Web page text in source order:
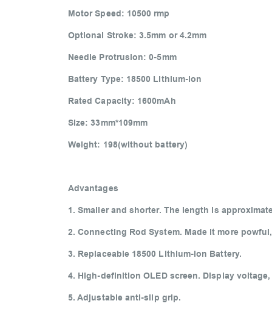
Motor Speed: 10500 rmp
Optional Stroke: 3.5mm or 4.2mm
Needle Protrusion: 0-5mm
Battery Type: 18500 Lithium-ion
Rated Capacity: 1600mAh
Size: 33mm*109mm
Weight: 198(without battery)
Advantages
1. Smaller and shorter. The length is
2. Connecting Rod System. Made it more
3. Replaceable 18500 Lithium-ion Battery.
4. High-definition OLED screen. Display
5. Adjustable anti-slip grip.